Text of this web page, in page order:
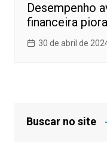
Desempenho
financeira
30 de abril de
Buscar no site